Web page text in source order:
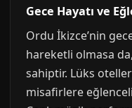
Gece Hayatı ve
Ordu İkizce’nin
hareketli olmasa
sahiptir. Lüks
misafirlere